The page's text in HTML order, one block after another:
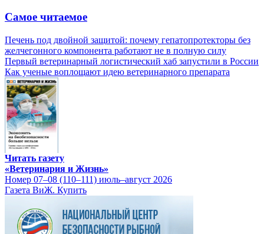
Самое читаемое
Печень под двойной защитой: почему гепатопротекторы без
желчегонного компонента работают не в полную силу
Первый ветеринарный логистический хаб запустили в России
Как ученые воплощают идею ветеринарного препарата
Читать газету
«Ветеринария и Жизнь»
Номер 07–08 (110–111) июль–август 2026
Газета ВиЖ. Купить